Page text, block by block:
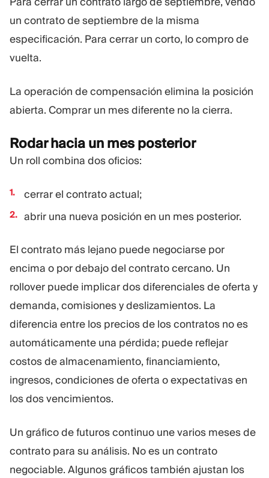
un contrato de septiembre de la misma
especificación. Para cerrar un corto, lo compro de
vuelta.
La operación de compensación elimina la posición
abierta. Comprar un mes diferente no la cierra.
Rodar hacia un mes posterior
Un roll combina dos oficios:
cerrar el contrato actual;
abrir una nueva posición en un mes posterior.
El contrato más lejano puede negociarse por
encima o por debajo del contrato cercano. Un
rollover puede implicar dos diferenciales de oferta y
demanda, comisiones y deslizamientos. La
diferencia entre los precios de los contratos no es
automáticamente una pérdida; puede reflejar
costos de almacenamiento, financiamiento,
ingresos, condiciones de oferta o expectativas en
los dos vencimientos.
Un gráfico de futuros continuo une varios meses de
contrato para su análisis. No es un contrato
negociable. Algunos gráficos también ajustan los